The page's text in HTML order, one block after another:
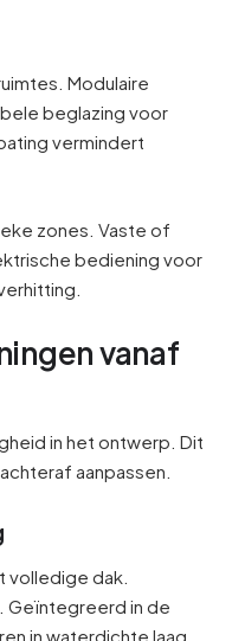
Modulaire
beglazing voor
vermindert
zones. Vaste of
bediening voor
vanaf
in het ontwerp. Dit
aanpassen.
volledige dak.
Geïntegreerd in de
in waterdichte laag.